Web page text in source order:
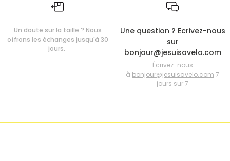
Un doute sur la taille ? Nous
offrons les échanges jusqu'à 30
jours.
Une question ? Ecrivez-nous
sur
bonjour@jesuisavelo.com
Écrivez-nous
à bonjour@jesuisavelo.com 7
jours sur 7